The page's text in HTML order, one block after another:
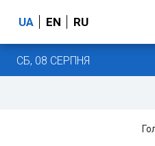
UA EN RU
СБ, 08 СЕРПНЯ